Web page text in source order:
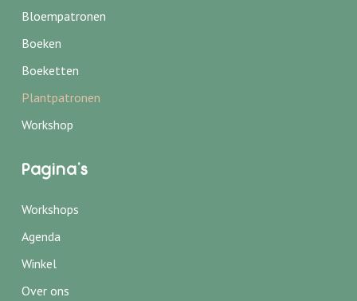
Bloempatronen
Boeken
Boeketten
Plantpatronen
Workshop
Pagina's
Workshops
← Terug
Haakworkshops
Babyshower
Personeelsuitje
Agenda
Winkel
Over ons
← Terug
Wie zijn wij
Onze locatie